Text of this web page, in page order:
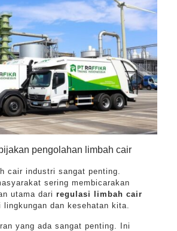
pengolahan limbah cair
cair industri sangat penting.
sering membicarakan
utama dari regulasi limbah cair
lingkungan dan kesehatan kita.
yang ada sangat penting. Ini